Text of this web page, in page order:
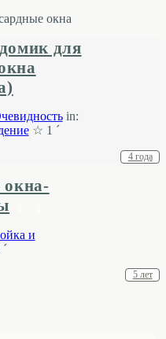
окна
для
in:
☆ 1 ´
4 года
и
5 лет